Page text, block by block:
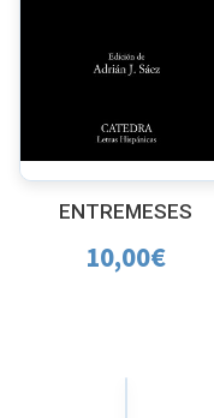
ENTREMESES
10,00€